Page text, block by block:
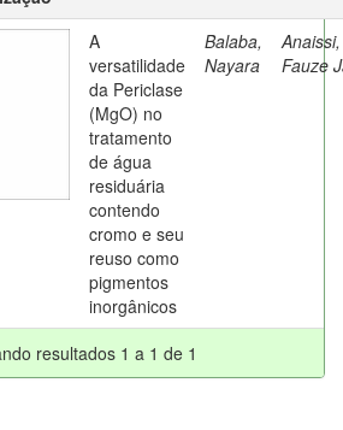
A
versatilidade
da Periclase
(MgO) no
tratamento
de água
residuária
contendo
cromo e seu
reuso como
pigmentos
inorgânicos
Balaba,
Nayara
Anaissi,
Fauze
resultados 1 a 1 de 1